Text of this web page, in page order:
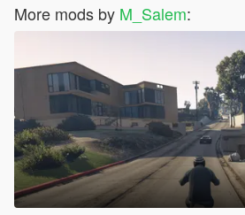
More mods by M_Salem: